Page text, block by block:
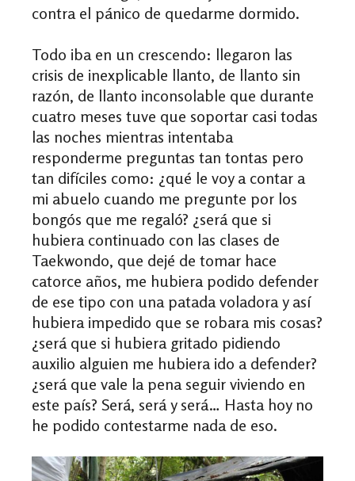
contra el pánico de quedarme dormido.
Todo iba en un crescendo: llegaron las
crisis de inexplicable llanto, de llanto sin
razón, de llanto inconsolable que durante
cuatro meses tuve que soportar casi todas
las noches mientras intentaba
responderme preguntas tan tontas pero
tan difíciles como: ¿qué le voy a contar a
mi abuelo cuando me pregunte por los
bongós que me regaló? ¿será que si
hubiera continuado con las clases de
Taekwondo, que dejé de tomar hace
catorce años, me hubiera podido defender
de ese tipo con una patada voladora y así
hubiera impedido que se robara mis cosas?
¿será que si hubiera gritado pidiendo
auxilio alguien me hubiera ido a defender?
¿será que vale la pena seguir viviendo en
este país? Será, será y será… Hasta hoy no
he podido contestarme nada de eso.